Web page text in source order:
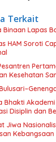
Terkait
Binaan Lapas
HAM Soroti
Kesehatan
Bhakti
Disiplin dan
Jiwa
Kebangsaan